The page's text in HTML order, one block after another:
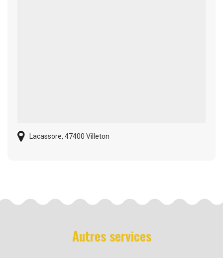
Lacassore, 47400 Villeton
Autres services